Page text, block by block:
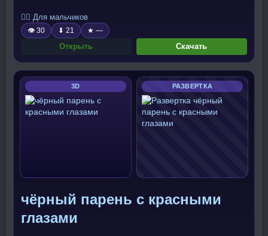
🧍‍♂️ Для мальчиков
👁 30 ⬇ 21 ★ —
Открыть Скачать
3D РАЗВЕРТКА
чёрный парень с красными
глазами